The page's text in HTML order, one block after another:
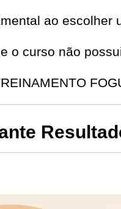
ao escolher
o curso não